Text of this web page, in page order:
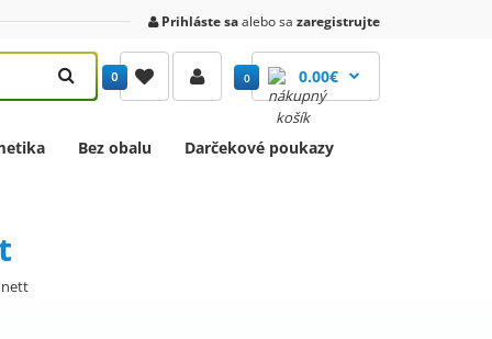
Prihláste saalebo sa zaregistrujte
0 0 0.00€
Bez obalu Darčekové poukazy